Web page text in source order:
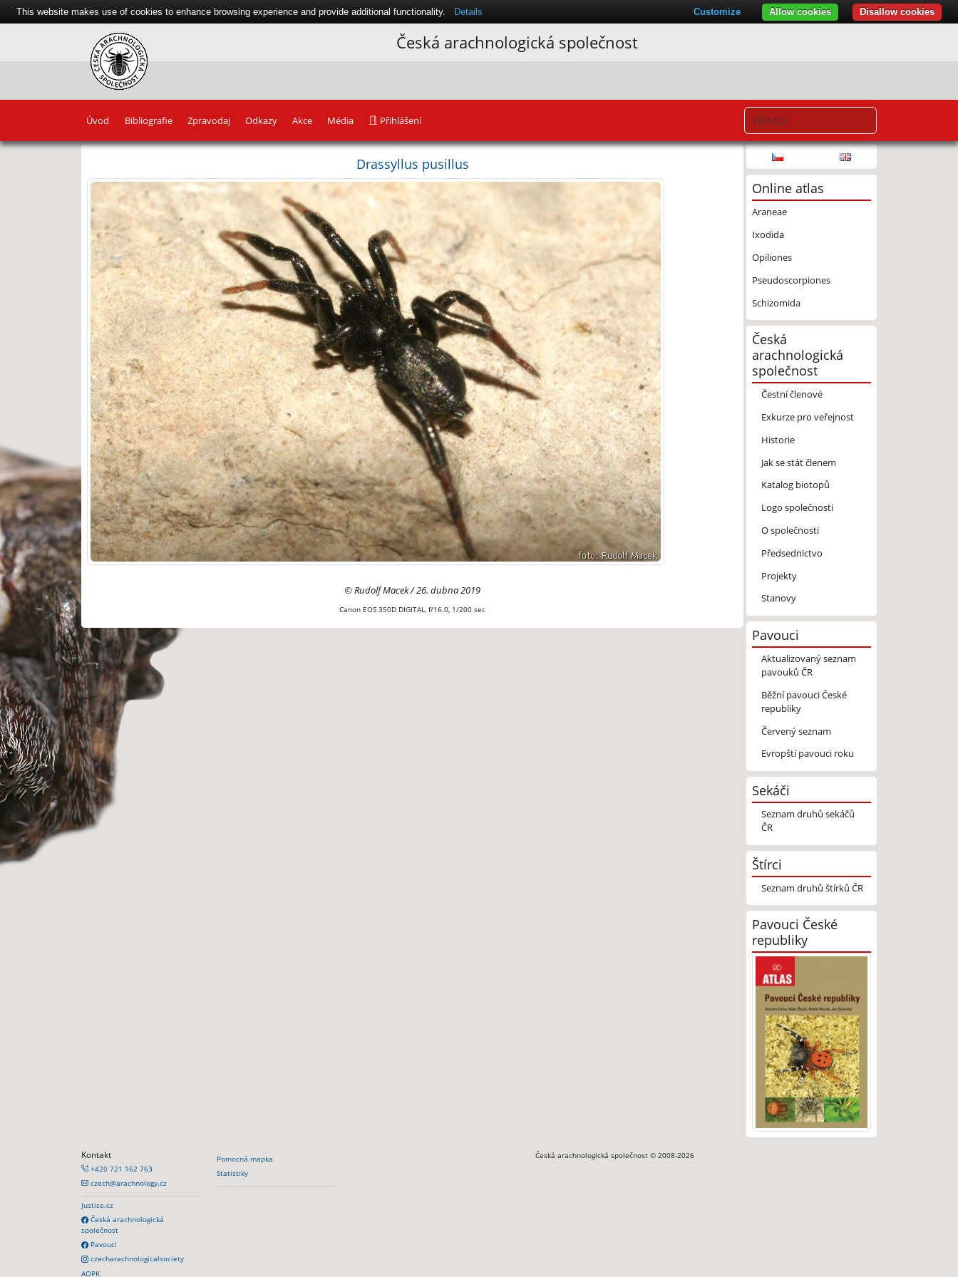
Česká arachnologická společnost
Úvod Bibliografie Zpravodaj Odkazy Akce Média Přihlášení
Drassyllus pusillus
© Rudolf Macek / 26. dubna 2019
Canon EOS 350D DIGITAL, f/16.0, 1/200 sec
Online atlas
Araneae
Ixodida
Opiliones
Pseudoscorpiones
Schizomida
Česká
arachnologická
společnost
Čestní členové
Exkurze pro veřejnost
Historie
Jak se stát členem
Katalog biotopů
Logo společnosti
O společnosti
Předsednictvo
Projekty
Stanovy
Pavouci
Aktualizovaný seznam
pavouků ČR
Běžní pavouci České
republiky
Červený seznam
Evropští pavouci roku
Sekáči
Seznam druhů sekáčů
ČR
Štírci
Seznam druhů štírků ČR
Pavouci České
republiky
Kontakt
+420 721 162 763
czech@arachnology.cz
Justice.cz
Česká arachnologická
společnost
Pavouci
czecharachnologicalsociety
AOPK
Pomocná mapka
Statistiky
Česká arachnologická společnost © 2008-2026
This website makes use of cookies to enhance browsing experience and provide additional functionality. Details Disallow cookies
Allow cookies
Customize